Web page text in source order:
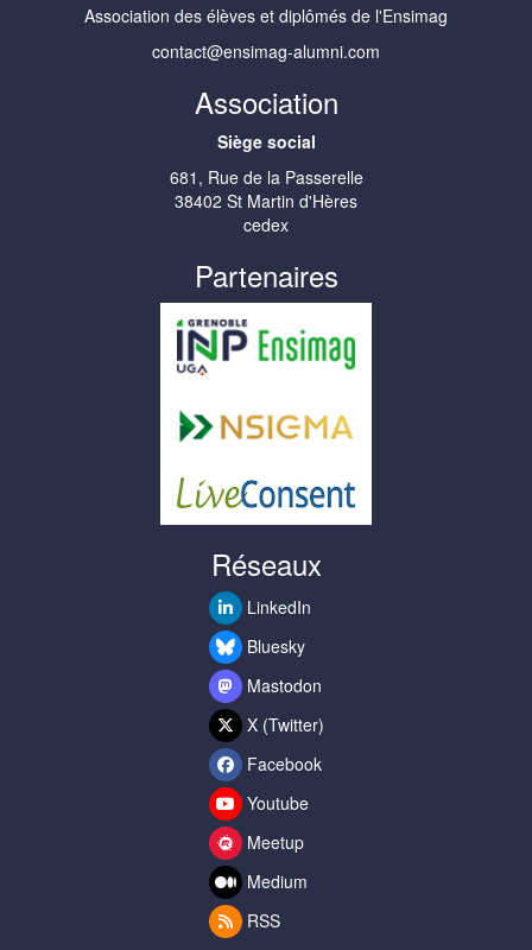
Association des élèves et diplômés de l'Ensimag
contact@ensimag-alumni.com
Association
Siège social
681, Rue de la Passerelle
38402 St Martin d'Hères
cedex
Partenaires
Réseaux
LinkedIn
Bluesky
Mastodon
X (Twitter)
Facebook
Youtube
Meetup
Medium
RSS